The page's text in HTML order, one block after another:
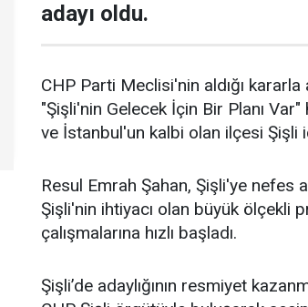
adayı oldu.
CHP Parti Meclisi'nin aldığı kararla
"Şişli'nin Gelecek İçin Bir Planı
ve İstanbul'un kalbi olan ilçesi Şişli
Resul Emrah Şahan, Şişli'ye nefes
Şişli'nin ihtiyacı olan büyük ölçekli
çalışmalarına hızlı başladı.
Şişli’de adaylığının resmiyet